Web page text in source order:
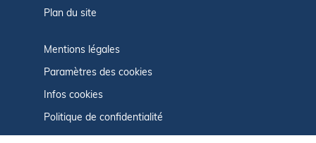
Plan du site
Mentions légales
Paramètres des cookies
Infos cookies
Politique de confidentialité
CGU